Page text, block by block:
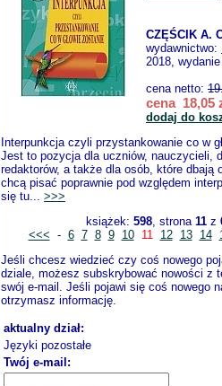
CZĘŚCIK A.
wydawnictwo:
2018,
cena netto:
cena 18,05
dodaj do
Interpunkcja czyli przystankowanie co w
Jest to pozycja dla uczniów, nauczycieli,
redaktorów, a także dla osób, które dbają
chcą pisać poprawnie pod względem
się tu... >>>
książek: 598, strona 11 z
<<< - 6 7 8 9 10 11 12 13 14
Jeśli chcesz wiedzieć czy coś nowego
dziale, możesz subskrybować nowości z
swój e-mail. Jeśli pojawi się coś nowego
otrzymasz informację.
aktualny dział:
Języki pozostałe
Twój e-mail: